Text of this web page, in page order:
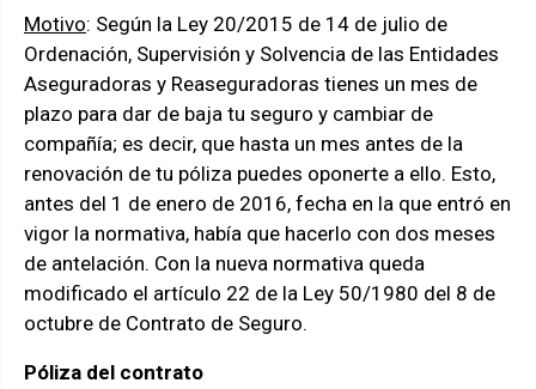
Motivo: Según la Ley 20/2015 de 14 de julio de
Ordenación, Supervisión y Solvencia de las Entidades
Aseguradoras y Reaseguradoras tienes un mes de
plazo para dar de baja tu seguro y cambiar de
compañía; es decir, que hasta un mes antes de la
renovación de tu póliza puedes oponerte a ello. Esto,
antes del 1 de enero de 2016, fecha en la que entró en
vigor la normativa, había que hacerlo con dos meses
de antelación. Con la nueva normativa queda
modificado el artículo 22 de la Ley 50/1980 del 8 de
octubre de Contrato de Seguro.
Póliza del contrato